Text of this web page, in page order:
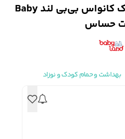
همه محصولات
دستمال مرطوب کودک کانواس بی‌بی‌ لند Baby
بهداشت و حمام کودک و نوزاد